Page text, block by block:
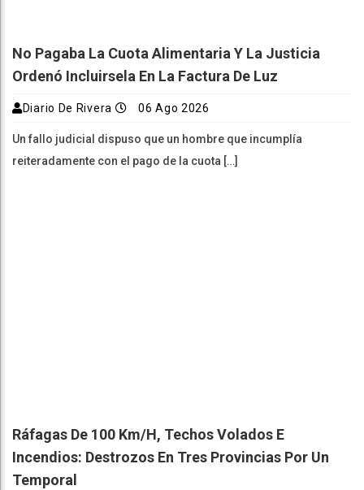
No Pagaba La Cuota Alimentaria Y La Justicia
Ordenó Incluirsela En La Factura De Luz
Diario De Rivera 06 Ago 2026
Un fallo judicial dispuso que un hombre que incumplía
reiteradamente con el pago de la cuota […]
Ráfagas De 100 Km/h, Techos Volados E
Incendios: Destrozos En Tres Provincias Por Un
Temporal